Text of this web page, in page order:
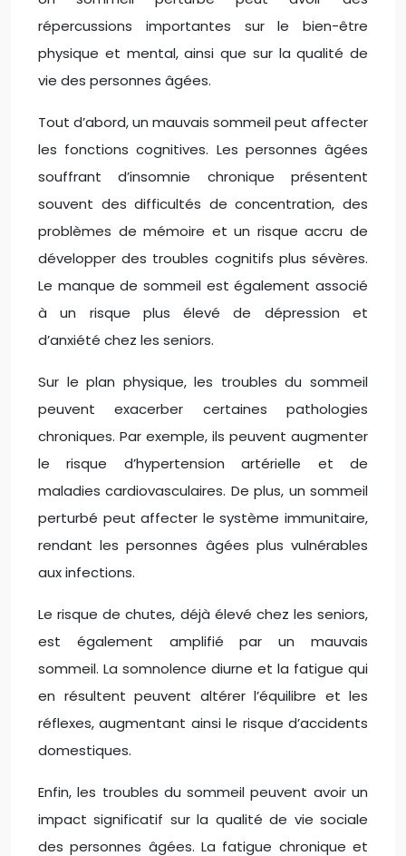
répercussions importantes sur le bien-être
physique et mental, ainsi que sur la qualité de
vie des personnes âgées.
Tout d’abord, un mauvais sommeil peut affecter
les fonctions cognitives. Les personnes âgées
souffrant d’insomnie chronique présentent
souvent des difficultés de concentration, des
problèmes de mémoire et un risque accru de
développer des troubles cognitifs plus sévères.
Le manque de sommeil est également associé
à un risque plus élevé de dépression et
d’anxiété chez les seniors.
Sur le plan physique, les troubles du sommeil
peuvent exacerber certaines pathologies
chroniques. Par exemple, ils peuvent augmenter
le risque d’hypertension artérielle et de
maladies cardiovasculaires. De plus, un sommeil
perturbé peut affecter le système immunitaire,
rendant les personnes âgées plus vulnérables
aux infections.
Le risque de chutes, déjà élevé chez les seniors,
est également amplifié par un mauvais
sommeil. La somnolence diurne et la fatigue qui
en résultent peuvent altérer l’équilibre et les
réflexes, augmentant ainsi le risque d’accidents
domestiques.
Enfin, les troubles du sommeil peuvent avoir un
impact significatif sur la qualité de vie sociale
des personnes âgées. La fatigue chronique et